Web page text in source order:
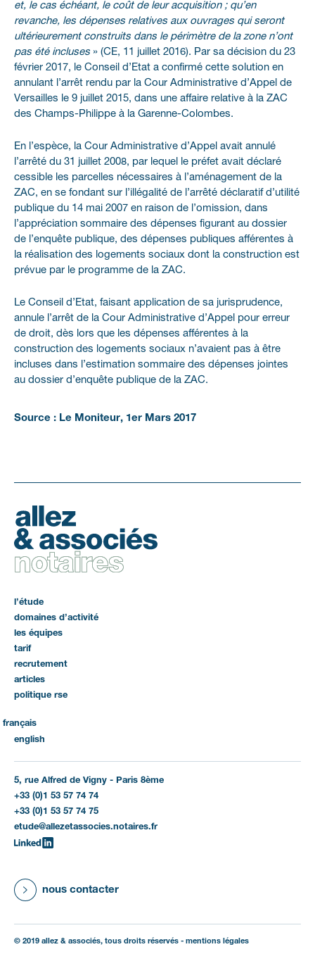
et, le cas échéant, le coût de leur acquisition ; qu’en
revanche, les dépenses relatives aux ouvrages qui seront
ultérieurement construits dans le périmètre de la zone n’ont
pas été incluses » (CE, 11 juillet 2016). Par sa décision du 23
février 2017, le Conseil d’Etat a confirmé cette solution en
annulant l’arrêt rendu par la Cour Administrative d’Appel de
Versailles le 9 juillet 2015, dans une affaire relative à la ZAC
des Champs-Philippe à la Garenne-Colombes.
En l’espèce, la Cour Administrative d’Appel avait annulé
l’arrêté du 31 juillet 2008, par lequel le préfet avait déclaré
cessible les parcelles nécessaires à l’aménagement de la
ZAC, en se fondant sur l’illégalité de l’arrêté déclaratif d’utilité
publique du 14 mai 2007 en raison de l’omission, dans
l’appréciation sommaire des dépenses figurant au dossier
de l’enquête publique, des dépenses publiques afférentes à
la réalisation des logements sociaux dont la construction est
prévue par le programme de la ZAC.
Le Conseil d’Etat, faisant application de sa jurisprudence,
annule l’arrêt de la Cour Administrative d’Appel pour erreur
de droit, dès lors que les dépenses afférentes à la
construction des logements sociaux n’avaient pas à être
incluses dans l’estimation sommaire des dépenses jointes
au dossier d’enquête publique de la ZAC.
Source : Le Moniteur, 1er Mars 2017
l’étude
domaines d’activité
les équipes
tarif
recrutement
articles
politique rse
français
english
5, rue Alfred de Vigny - Paris 8ème
+33 (0)1 53 57 74 74
+33 (0)1 53 57 74 75
etude@allezetassocies.notaires.fr
nous contacter
© 2019 allez & associés, tous droits réservés - mentions légales